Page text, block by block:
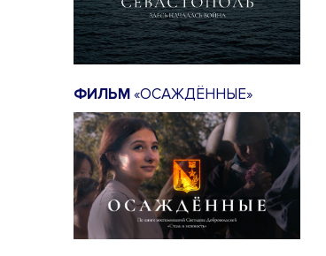
ФИЛЬМ«ОСАЖДЁННЫЕ»